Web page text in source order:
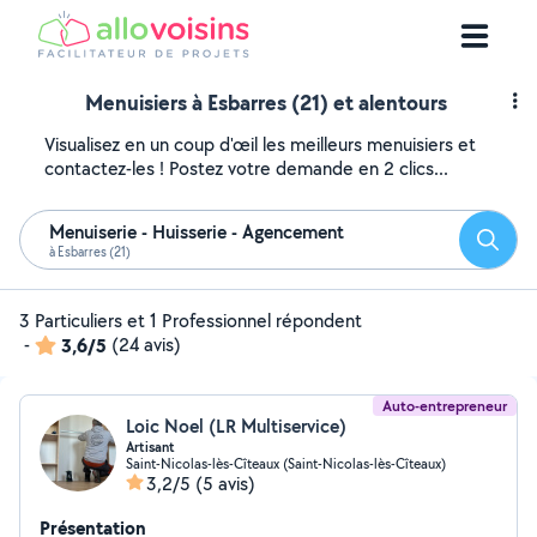
Menuisiers à Esbarres (21) et alentours
Visualisez en un coup d'œil les meilleurs menuisiers et
contactez-les ! Postez votre demande en 2 clics...
Menuiserie - Huisserie - Agencement
à Esbarres (21)
3 Particuliers et 1 Professionnel répondent
-
3,6/5 (24 avis)
Auto-entrepreneur
Loic Noel (LR Multiservice)
Artisant
Saint-Nicolas-lès-Cîteaux (Saint-Nicolas-lès-Cîteaux)
3,2/5 (5 avis)
Présentation